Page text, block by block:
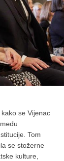
se Vijenac
Tom
se stožerne
kulture,